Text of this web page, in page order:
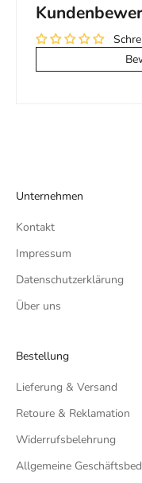
Unternehmen
Kontakt
Impressum
Datenschutzerklärung
Über uns
Bestellung
Lieferung & Versand
Retoure & Reklamation
Widerrufsbelehrung
Allgemeine